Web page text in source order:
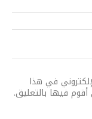
في هذا
فيها بالتعليق.